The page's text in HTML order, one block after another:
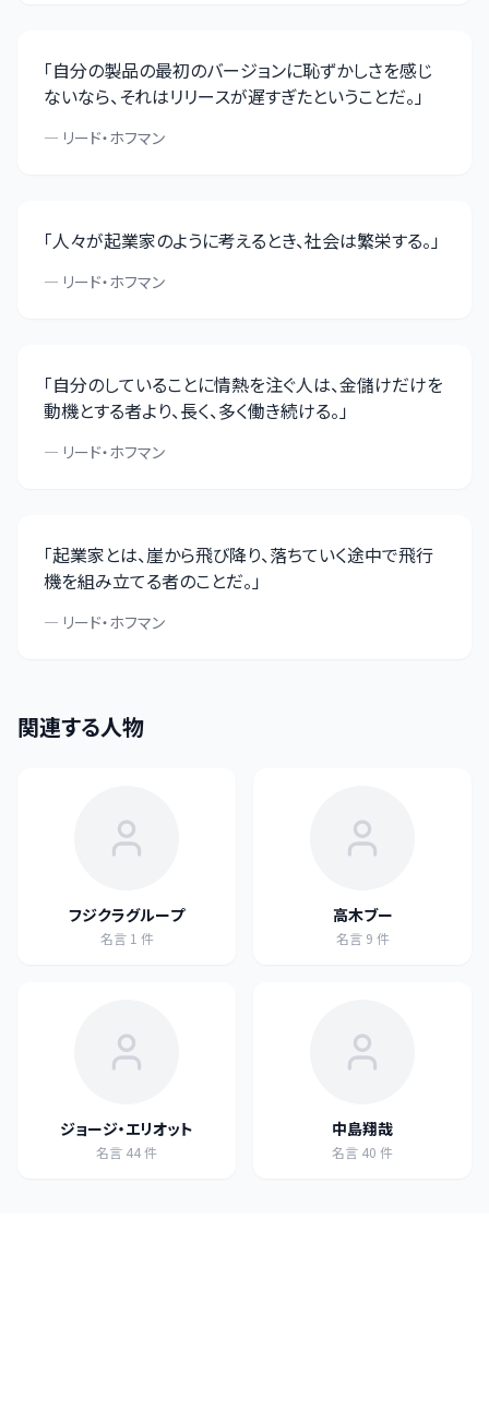
「自分の製品の最初のバージョンに恥ずかしさを感じ
ないなら、それはリリースが遅すぎたということだ。」
— リード・ホフマン
「人々が起業家のように考えるとき、社会は繁栄する。」
— リード・ホフマン
「自分のしていることに情熱を注ぐ人は、金儲けだけを
動機とする者より、長く、多く働き続ける。」
— リード・ホフマン
「起業家とは、崖から飛び降り、落ちていく途中で飛行
機を組み立てる者のことだ。」
— リード・ホフマン
関連する人物
フジクラグループ
名言 1 件
高木ブー
名言 9 件
ジョージ・エリオット
名言 44件
中島翔哉
名言 40 件